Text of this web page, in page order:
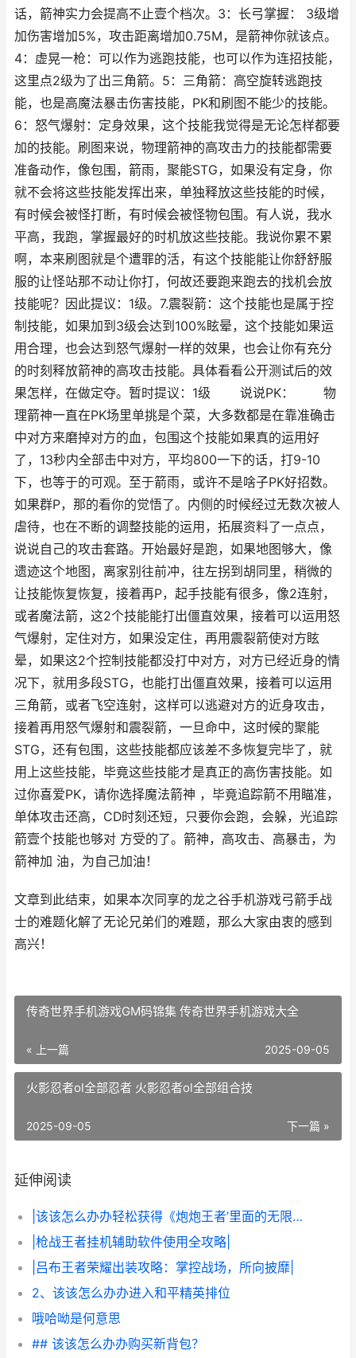
话，箭神实力会提高不止壹个档次。3：长弓掌握： 3级增
加伤害增加5%，攻击距离增加0.75M，是箭神你就该点。
4：虚晃一枪：可以作为逃跑技能，也可以作为连招技能，
这里点2级为了出三角箭。5：三角箭：高空旋转逃跑技
能，也是高魔法暴击伤害技能，PK和刷图不能少的技能。
6：怒气爆射：定身效果，这个技能我觉得是无论怎样都要
加的技能。刷图来说，物理箭神的高攻击力的技能都需要
准备动作，像包围，箭雨，聚能STG，如果没有定身，你
就不会将这些技能发挥出来，单独释放这些技能的时候，
有时候会被怪打断，有时候会被怪物包围。有人说，我水
平高，我跑，掌握最好的时机放这些技能。我说你累不累
啊，本来刷图就是个遭罪的活，有这个技能能让你舒舒服
服的让怪站那不动让你打，何故还要跑来跑去的找机会放
技能呢？因此提议：1级。7.震裂箭：这个技能也是属于控
制技能，如果加到3级会达到100%眩晕，这个技能如果运
用合理，也会达到怒气爆射一样的效果，也会让你有充分
的时刻释放箭神的高攻击技能。具体看看公开测试后的效
果怎样，在做定夺。暂时提议：1级 说说PK： 物
理箭神一直在PK场里单挑是个菜，大多数都是在靠准确击
中对方来磨掉对方的血，包围这个技能如果真的运用好
了，13秒内全部击中对方，平均800一下的话，打9-10
下，也等于的可观。至于箭雨，或许不是啥子PK好招数。
如果群P，那的看你的觉悟了。内侧的时候经过无数次被人
虐待，也在不断的调整技能的运用，拓展资料了一点点，
说说自己的攻击套路。开始最好是跑，如果地图够大，像
遗迹这个地图，离家别往前冲，往左拐到胡同里，稍微的
让技能恢复恢复，接着再P，起手技能有很多，像2连射，
或者魔法箭，这2个技能能打出僵直效果，接着可以运用怒
气爆射，定住对方，如果没定住，再用震裂箭使对方眩
晕，如果这2个控制技能都没打中对方，对方已经近身的情
况下，就用多段STG，也能打出僵直效果，接着可以运用
三角箭，或者飞空连射，这样可以逃避对方的近身攻击，
接着再用怒气爆射和震裂箭，一旦命中，这时候的聚能
STG，还有包围，这些技能都应该差不多恢复完毕了，就
用上这些技能，毕竟这些技能才是真正的高伤害技能。如
过你喜爱PK，请你选择魔法箭神 ，毕竟追踪箭不用瞄准，
单体攻击还高，CD时刻还短，只要你会跑，会躲，光追踪
箭壹个技能也够对 方受的了。箭神，高攻击、高暴击，为
箭神加 油，为自己加油！
文章到此结束，如果本次同享的龙之谷手机游戏弓箭手战
士的难题化解了无论兄弟们的难题，那么大家由衷的感到
高兴！
传奇世界手机游戏GM码锦集 传奇世界手机游戏大全
« 上一篇 2025-09-05
火影忍者ol全部忍者 火影忍者ol全部组合技
下一篇 »
2025-09-05
延伸阅读
|该该怎么办办轻松获得《炮炮王者’里面的无限金币和星星|
|枪战王者挂机辅助软件使用全攻略|
|吕布王者荣耀出装攻略：掌控战场，所向披靡|
2、该该怎么办办进入和平精英排位
哦哈呦是何意思
## 该该怎么办办购买新背包？